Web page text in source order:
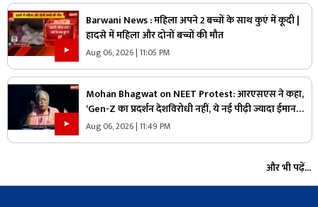
Barwani News : महिला अपने 2 बच्चों के साथ कुएं में कूदी |
हादसे में महिला और दोनों बच्चों की मौत
Aug 06, 2026 | 11:05 PM
Mohan Bhagwat on NEET Protest: आरएसएस ने कहा,
‘Gen-Z का प्रदर्शन देशविरोधी नहीं, ये नई पीढ़ी ज्यादा ईमानदार
है’.. पढ़ें मोहन भागवत NEET प्रोटेस्ट पर और क्या कहा
Aug 06, 2026 | 11:49 PM
और भी पढ़ें...